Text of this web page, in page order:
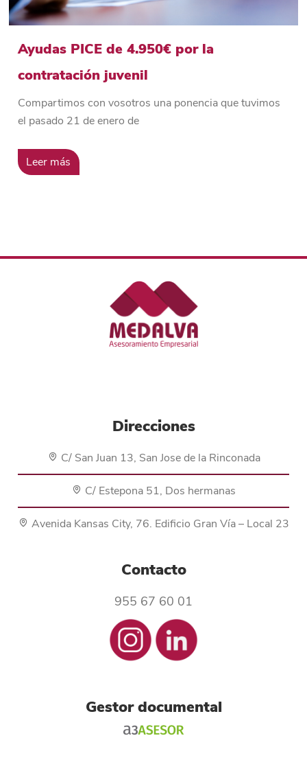
Ayudas PICE de 4.950€ por la
contratación juvenil
Compartimos con vosotros una ponencia que tuvimos
el pasado 21 de enero de
Leer más
Direcciones
C/ San Juan 13, San Jose de la Rinconada
C/ Estepona 51, Dos hermanas
Avenida Kansas City, 76. Edificio Gran Vía – Local 23
Contacto
955 67 60 01
Gestor documental